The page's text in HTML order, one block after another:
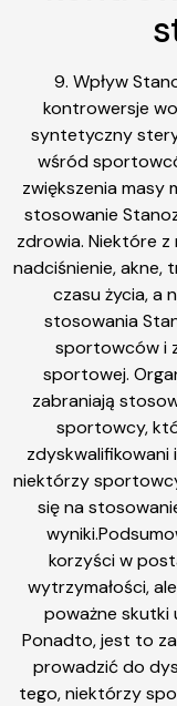
9. Wpływ
kontrowersje
syntetyczny
wśród
zwiększenia masy
stosowanie
zdrowia. Niektóre
nadciśnienie, akne,
czasu życia, a
stosowania
sportowców i
sportowej.
zabraniają
sportowcy,
zdyskwalifikowani
niektórzy
się na
korzyści w
wytrzymałości,
poważne
Ponadto, jest to
prowadzić do
tego, niektórzy